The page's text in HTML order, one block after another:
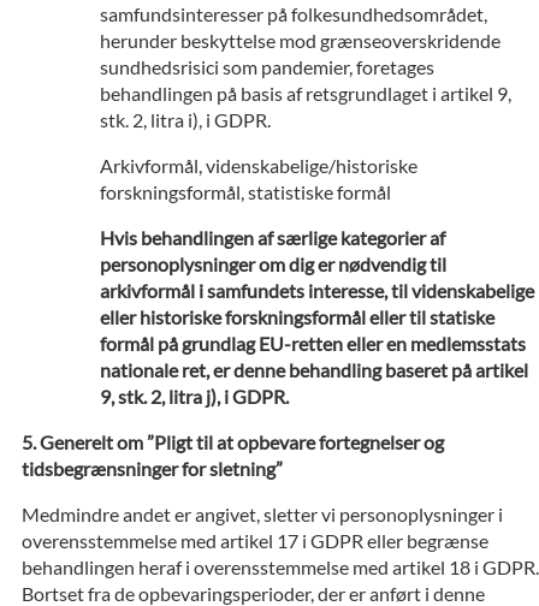
samfundsinteresser på folkesundhedsområdet,
herunder beskyttelse mod grænseoverskridende
sundhedsrisici som pandemier, foretages
behandlingen på basis af retsgrundlaget i artikel 9,
stk. 2, litra i), i GDPR.
Arkivformål, videnskabelige/historiske
forskningsformål, statistiske formål
Hvis behandlingen af særlige kategorier af
personoplysninger om dig er nødvendig til
arkivformål i samfundets interesse, til videnskabelige
eller historiske forskningsformål eller til statiske
formål på grundlag EU-retten eller en medlemsstats
nationale ret, er denne behandling baseret på artikel
9, stk. 2, litra j), i GDPR.
Generelt om ”Pligt til at opbevare fortegnelser og
tidsbegrænsninger for sletning”
Medmindre andet er angivet, sletter vi personoplysninger i
overensstemmelse med artikel 17 i GDPR eller begrænse
behandlingen heraf i overensstemmelse med artikel 18 i GDPR.
Bortset fra de opbevaringsperioder, der er anført i denne